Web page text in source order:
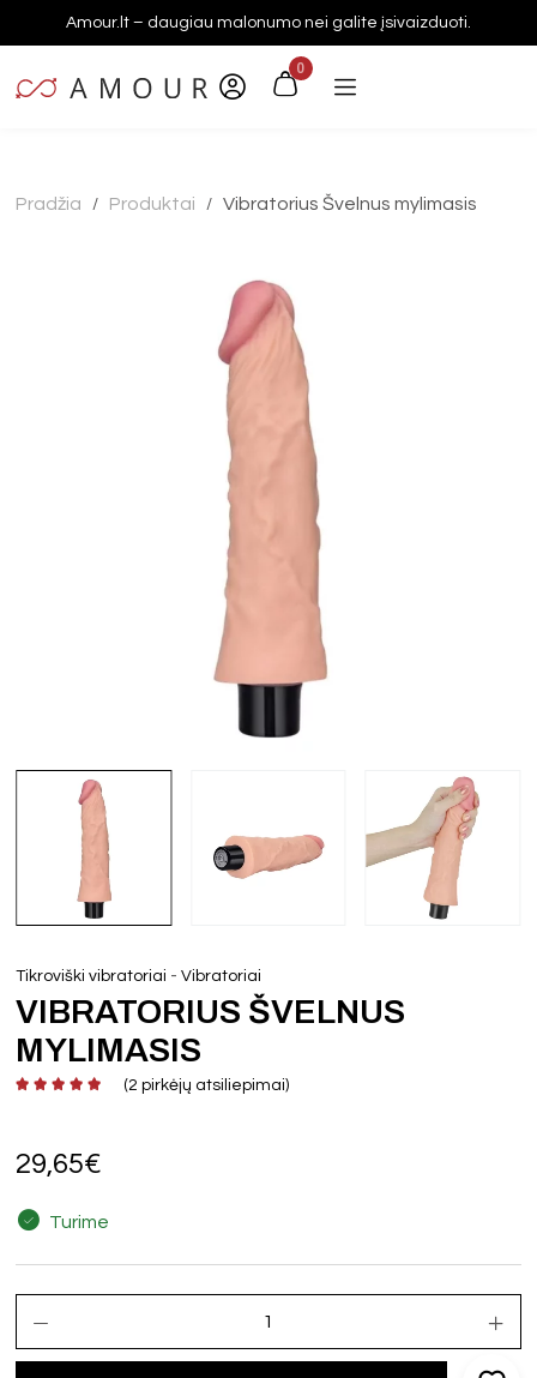
Amour.lt – daugiau malonumo nei galite įsivaizduoti.
0
Pradžia / Produktai / Vibratorius Švelnus mylimasis
Tikroviški vibratoriai -Vibratoriai
VIBRATORIUS ŠVELNUS
MYLIMASIS
(2 pirkėjų atsiliepimai)
29,65€
Turime